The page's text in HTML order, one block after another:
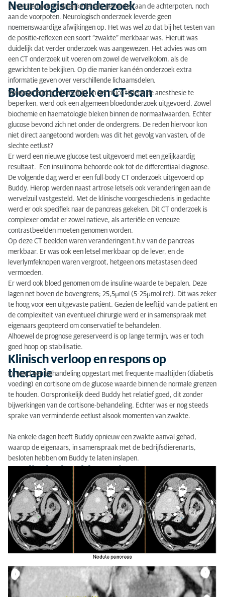
Neurologisch onderzoek
Er werden geen duidelijke letsels gevonden aan de achterpoten, noch
aan de voorpoten. Neurologisch onderzoek leverde geen
noemenswaardige afwijkingen op. Het was wel zo dat bij het testen van
de positie-reflexen een soort “zwakte” merkbaar was. Hieruit was
duidelijk dat verder onderzoek was aangewezen. Het advies was om
een CT onderzoek uit voeren om zowel de wervelkolom, als de
gewrichten te bekijken. Op die manier kan één onderzoek extra
informatie geven over verschillende lichaamsdelen.
Bloedonderzoek en CT-scan
Vanwege Buddy zijn leeftijd en het risico tijdens de anesthesie te
beperken, werd ook een algemeen bloedonderzoek uitgevoerd. Zowel
biochemie en haematologie bleken binnen de normaalwaarden. Echter
glucose bevond zich net onder de ondergrens. De reden hiervoor kon
niet direct aangetoond worden; was dit het gevolg van vasten, of de
slechte eetlust?
Er werd een nieuwe glucose test uitgevoerd met een gelijkaardig
resultaat. Een insulinoma behoorde ook tot de differentiaal diagnose.
De volgende dag werd er een full-body CT onderzoek uitgevoerd op
Buddy. Hierop werden naast artrose letsels ook veranderingen aan de
wervelzuil vastgesteld. Met de klinische voorgeschiedenis in gedachte
werd er ook specifiek naar de pancreas gekeken. Dit CT onderzoek is
complexer omdat er zowel natieve, als arteriële en veneuze
contrastbeelden moeten genomen worden.
Op deze CT beelden waren veranderingen t.h.v van de pancreas
merkbaar. Er was ook een letsel merkbaar op de lever, en de
leverlymfeknopen waren vergroot, hetgeen ons metastasen deed
vermoeden.
Er werd ook bloed genomen om de insuline-waarde te bepalen. Deze
lagen net boven de bovengrens; 25,5μmol (5-25μmol ref). Dit was zeker
te hoog voor een uitgevaste patiënt. Gezien de leeftijd van de patiënt en
de complexiteit van eventueel chirurgie werd er in samenspraak met
eigenaars geopteerd om conservatief te behandelen.
Alhoewel de prognose gereserveerd is op lange termijn, was er toch
goed hoop op stabilisatie.
Klinisch verloop en respons op
therapie
Er werd een behandeling opgestart met frequente maaltijden (diabetis
voeding) en cortisone om de glucose waarde binnen de normale grenzen
te houden. Oorspronkelijk deed Buddy het relatief goed, dit zonder
bijwerkingen van de cortisone-behandeling. Echter was er nog steeds
sprake van verminderde eetlust alsook momenten van zwakte.
Na enkele dagen heeft Buddy opnieuw een zwakte aanval gehad,
waarop de eigenaars, in samenspraak met de bedrijfsdierenarts,
besloten hebben om Buddy te laten inslapen.
Medische beeldvorming: